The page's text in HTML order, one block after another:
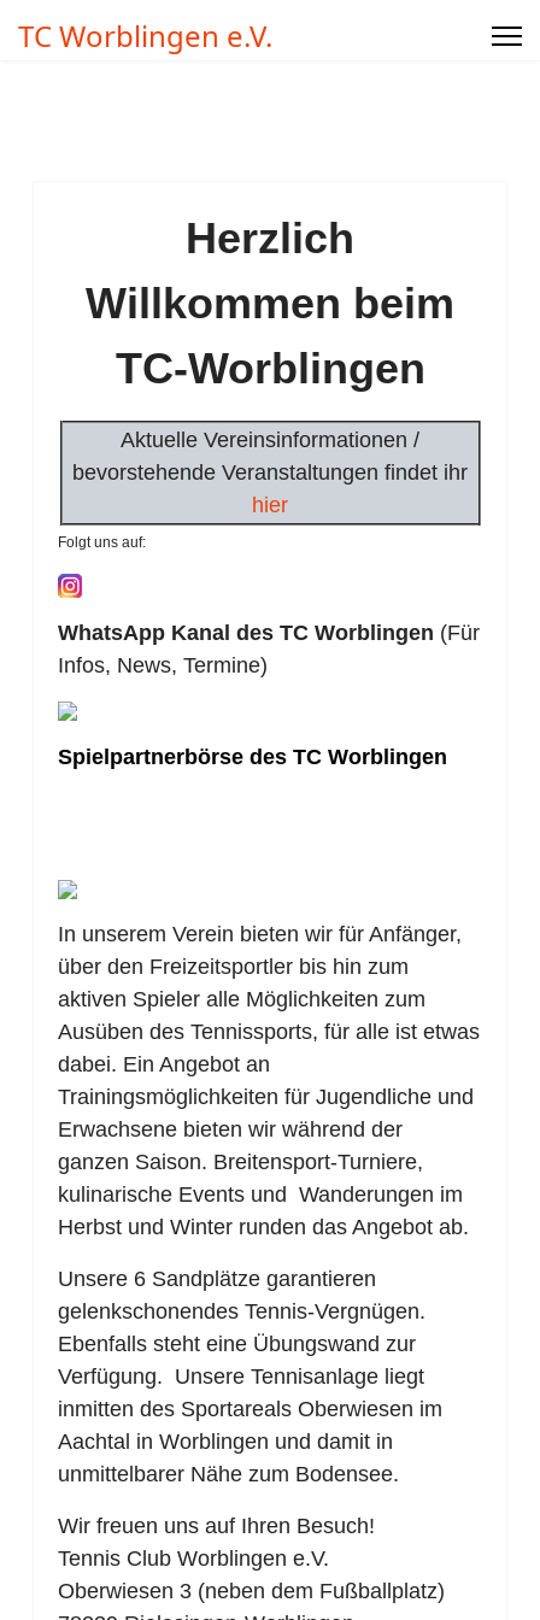
TC Worblingen e.V.
Herzlich
Willkommen beim
TC-Worblingen
Aktuelle Vereinsinformationen /
bevorstehende Veranstaltungen findet ihr
hier
Folgt uns auf:
WhatsApp Kanal des TC Worblingen (Für
Infos, News, Termine)
Spielpartnerbörse des TC Worblingen
In unserem Verein bieten wir für Anfänger,
über den Freizeitsportler bis hin zum
aktiven Spieler alle Möglichkeiten zum
Ausüben des Tennissports, für alle ist etwas
dabei. Ein Angebot an
Trainingsmöglichkeiten für Jugendliche und
Erwachsene bieten wir während der
ganzen Saison. Breitensport-Turniere,
kulinarische Events und Wanderungen im
Herbst und Winter runden das Angebot ab.
Unsere 6 Sandplätze garantieren
gelenkschonendes Tennis-Vergnügen.
Ebenfalls steht eine Übungswand zur
Verfügung. Unsere Tennisanlage liegt
inmitten des Sportareals Oberwiesen im
Aachtal in Worblingen und damit in
unmittelbarer Nähe zum Bodensee.
Wir freuen uns auf Ihren Besuch!
Tennis Club Worblingen e.V.
Oberwiesen 3 (neben dem Fußballplatz)